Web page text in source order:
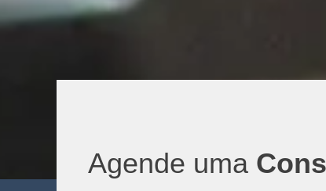
Agende uma